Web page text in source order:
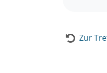
Zur